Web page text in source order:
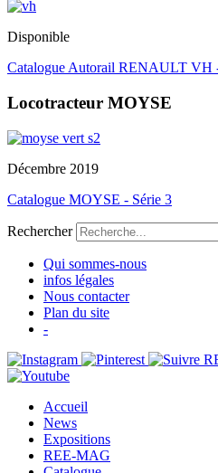
Disponible
Catalogue Autorail RENAULT VH
Locotracteur MOYSE
Décembre 2019
Catalogue MOYSE - Série 3
Rechercher
Qui sommes-nous
infos légales
Nous contacter
Plan du site
-
Accueil
News
Expositions
REE-MAG